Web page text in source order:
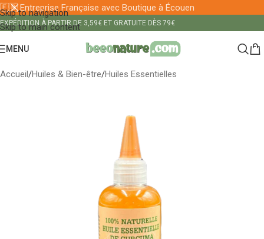
Skip to navigation
Skip to main content
🇫🇷 Entreprise Française avec Boutique à Écouen
EXPÉDITION À PARTIR DE 3,59€ ET GRATUITE DÈS 79€
MENU
Accueil/Huiles & Bien-être/Huiles Essentielles